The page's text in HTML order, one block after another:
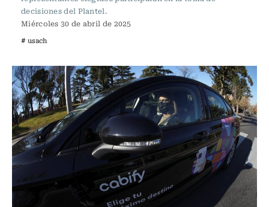
decisiones del Plantel.
Miércoles 30 de abril de 2025
# usach